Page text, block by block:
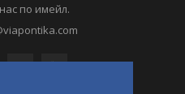
по имейл.